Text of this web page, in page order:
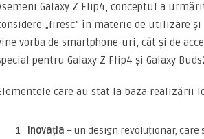
Galaxy Z Flip4, conceptul a
„firesc” în materie de utilizare
vorba de smartphone-uri, cât și de
pentru Galaxy Z Flip4 și Galaxy
care au stat la baza realizării
Inovația – un design revoluționar, care